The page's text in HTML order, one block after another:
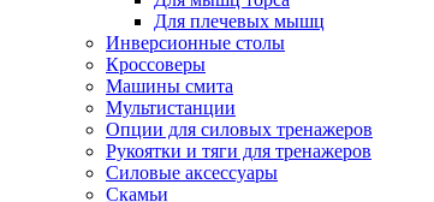
Для плечевых мышц
Инверсионные столы
Кроссоверы
Машины смита
Мультистанции
Опции для силовых тренажеров
Рукоятки и тяги для тренажеров
Силовые аксессуары
Скамьи